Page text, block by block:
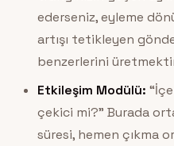
ederseniz, eyleme
artışı tetikleyen
benzerlerini
Etkileşim Modülü:
çekici mi?” Burada
süresi, hemen çıkma